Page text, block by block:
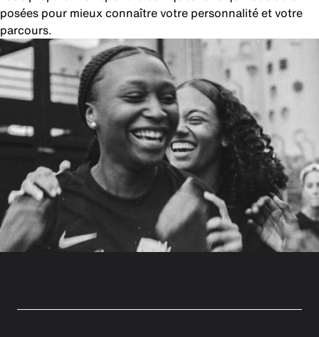
posées pour mieux connaître votre personnalité et votre
parcours.